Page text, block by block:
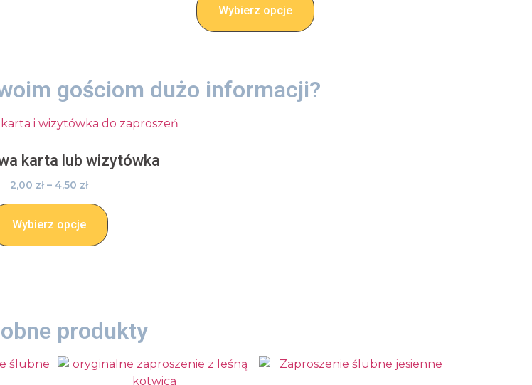
Wybierz opcje
gościom dużo informacji?
karta lub wizytówka
2,00 zł –4,50 zł
Wybierz opcje
produkty